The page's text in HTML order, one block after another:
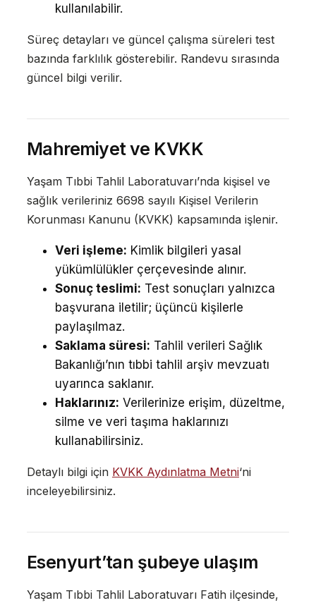
kullanılabilir.
Süreç detayları ve güncel çalışma süreleri test
bazında farklılık gösterebilir. Randevu sırasında
güncel bilgi verilir.
Mahremiyet ve KVKK
Yaşam Tıbbi Tahlil Laboratuvarı’nda kişisel ve
sağlık verileriniz 6698 sayılı Kişisel Verilerin
Korunması Kanunu (KVKK) kapsamında işlenir.
Veri işleme: Kimlik bilgileri yasal
yükümlülükler çerçevesinde alınır.
Sonuç teslimi: Test sonuçları yalnızca
başvurana iletilir; üçüncü kişilerle
paylaşılmaz.
Saklama süresi: Tahlil verileri Sağlık
Bakanlığı’nın tıbbi tahlil arşiv mevzuatı
uyarınca saklanır.
Haklarınız: Verilerinize erişim, düzeltme,
silme ve veri taşıma haklarınızı
kullanabilirsiniz.
Detaylı bilgi için KVKK Aydınlatma Metni‘ni
inceleyebilirsiniz.
Esenyurt’tan şubeye ulaşım
Yaşam Tıbbi Tahlil Laboratuvarı Fatih ilçesinde,